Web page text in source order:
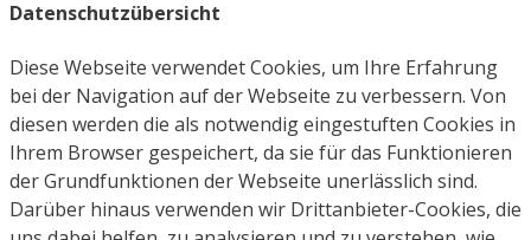
Datenschutzübersicht
Diese Webseite verwendet Cookies, um Ihre Erfahrung
bei der Navigation auf der Webseite zu verbessern. Von
diesen werden die als notwendig eingestuften Cookies in
Ihrem Browser gespeichert, da sie für das Funktionieren
der Grundfunktionen der Webseite unerlässlich sind.
Darüber hinaus verwenden wir Drittanbieter-Cookies, die